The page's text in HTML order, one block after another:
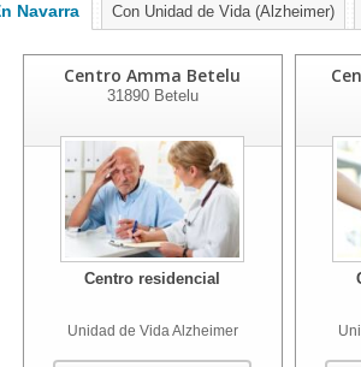
Navarra Con Unidad de Vida (Alzheimer)
Centro Amma Betelu
31890Betelu
Centro residencial
Unidad de Vida Alzheimer